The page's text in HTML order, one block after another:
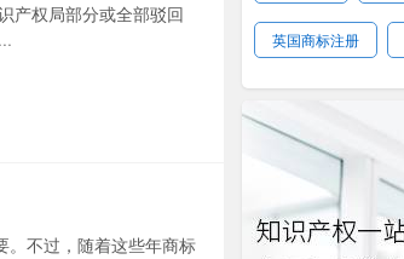
产权局部分或全部驳回
。不过，随着这些年商标
英国商标注册